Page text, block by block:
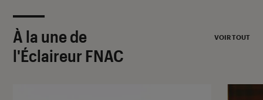
À la une de
l'Éclaireur FNAC
VOIR TOUT